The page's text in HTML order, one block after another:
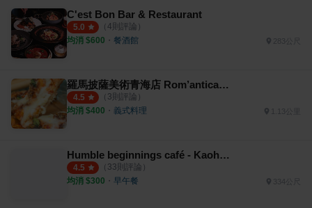
C'est Bon Bar & Restaurant
5.0 （ 4則評論）
均消 $600 ・ 餐酒館
羅馬披薩美術青海店 Rom’antica Pizza
4.5 （ 3則評論）
均消 $400 ・ 義式料理
Humble beginnings café - Kaohsiung 亨寶咖啡
4.5 （ 33則評論）
均消 $300 ・ 早午餐 334公尺